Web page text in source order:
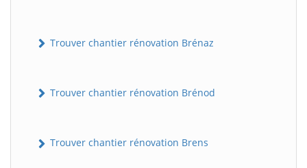
Trouver chantier rénovation Brénaz
Trouver chantier rénovation Brénod
Trouver chantier rénovation Brens